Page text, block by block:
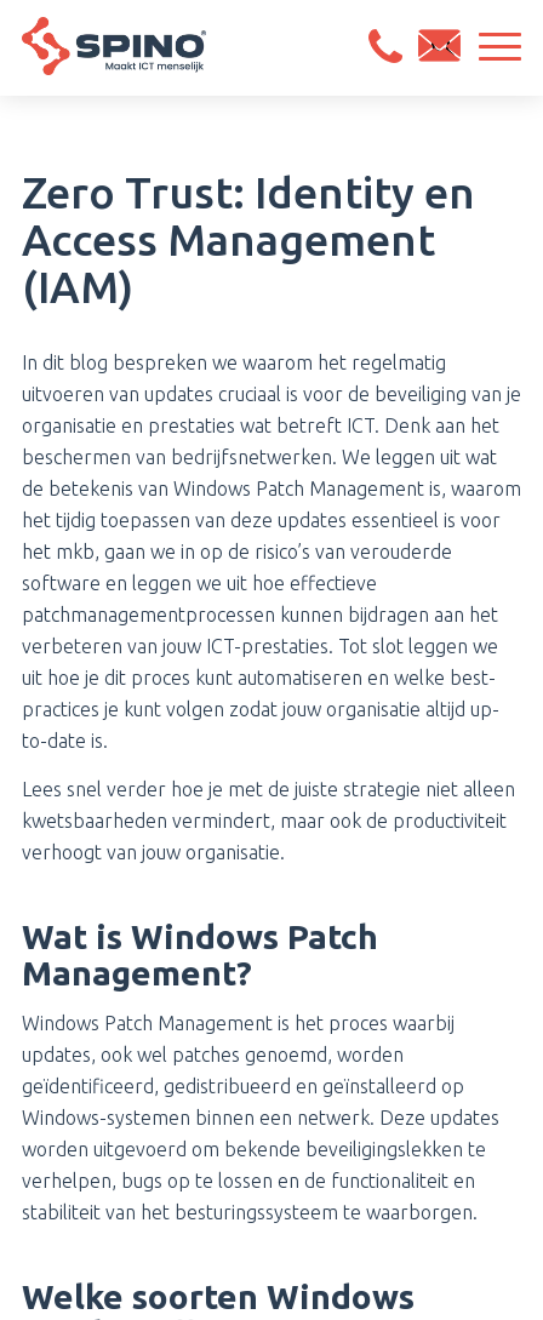
Zero Trust: Identity en
Access Management
(IAM)
In dit blog bespreken we waarom het regelmatig
uitvoeren van updates cruciaal is voor de beveiliging van je
organisatie en prestaties wat betreft ICT. Denk aan het
beschermen van bedrijfsnetwerken. We leggen uit wat
de betekenis van Windows Patch Management is, waarom
het tijdig toepassen van deze updates essentieel is voor
het mkb, gaan we in op de risico’s van verouderde
software en leggen we uit hoe effectieve
patchmanagementprocessen kunnen bijdragen aan het
verbeteren van jouw ICT-prestaties. Tot slot leggen we
uit hoe je dit proces kunt automatiseren en welke best-
practices je kunt volgen zodat jouw organisatie altijd up-
to-date is.
Lees snel verder hoe je met de juiste strategie niet alleen
kwetsbaarheden vermindert, maar ook de productiviteit
verhoogt van jouw organisatie.
Wat is Windows Patch
Management?
Windows Patch Management is het proces waarbij
updates, ook wel patches genoemd, worden
geïdentificeerd, gedistribueerd en geïnstalleerd op
Windows-systemen binnen een netwerk. Deze updates
worden uitgevoerd om bekende beveiligingslekken te
verhelpen, bugs op te lossen en de functionaliteit en
stabiliteit van het besturingssysteem te waarborgen.
Welke soorten Windows